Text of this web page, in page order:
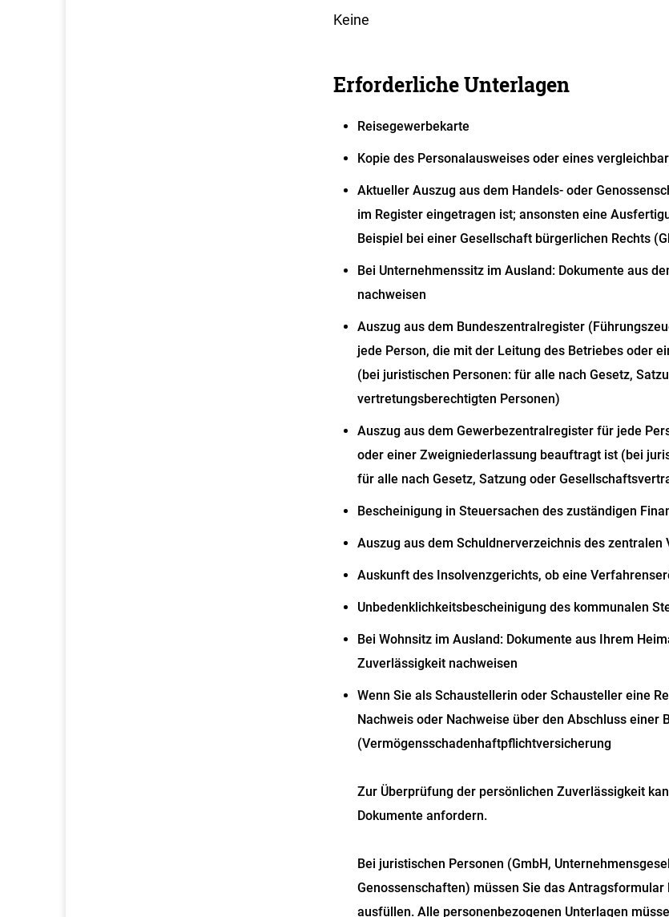
Keine
Erforderliche Unterlagen
Reisegewerbekarte
Kopie des Personalausweises oder eines
Aktueller Auszug aus dem Handels- oder
im Register eingetragen ist; ansonsten eine
Beispiel bei einer Gesellschaft bürgerlichen Rechts
Bei Unternehmenssitz im Ausland: Dokumente aus
nachweisen
Auszug aus dem Bundeszentralregister
jede Person, die mit der Leitung des Betriebes oder
(bei juristischen Personen: für alle nach Gesetz,
vertretungsberechtigten Personen)
Auszug aus dem Gewerbezentralregister für jede
oder einer Zweigniederlassung beauftragt ist (bei
für alle nach Gesetz, Satzung oder
Bescheinigung in Steuersachen des zuständigen
Auszug aus dem Schuldnerverzeichnis des zentralen
Auskunft des Insolvenzgerichts, ob eine
Unbedenklichkeitsbescheinigung des kommunalen
Bei Wohnsitz im Ausland: Dokumente aus Ihrem
Zuverlässigkeit nachweisen
Wenn Sie als Schaustellerin oder Schausteller eine
Nachweis oder Nachweise über den Abschluss
(Vermögensschadenhaftpflichtversicherung
Zur Überprüfung der persönlichen Zuverlässigkeit
Dokumente anfordern.
Bei juristischen Personen (GmbH,
Genossenschaften) müssen Sie das
ausfüllen. Alle personenbezogenen Unterlagen